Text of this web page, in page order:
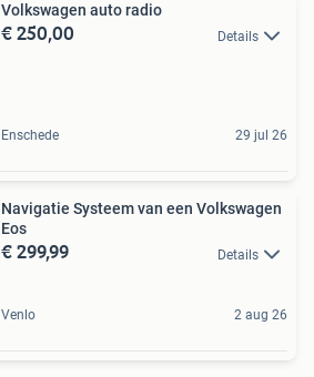
Volkswagen auto radio
€ 250,00 Details
Enschede 29 jul 26
Navigatie Systeem van een Volkswagen
Eos
€ 299,99 Details
Venlo 2 aug 26